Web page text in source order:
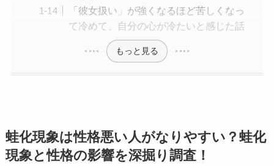
「彼女扱い」が強くなるほど苦しくなっ
て冷めて、自分の心が冷たいと感じた話
もっと見る
蛙化現象は性格悪い人がなりやすい？蛙化
現象と性格の影響を深掘り調査！